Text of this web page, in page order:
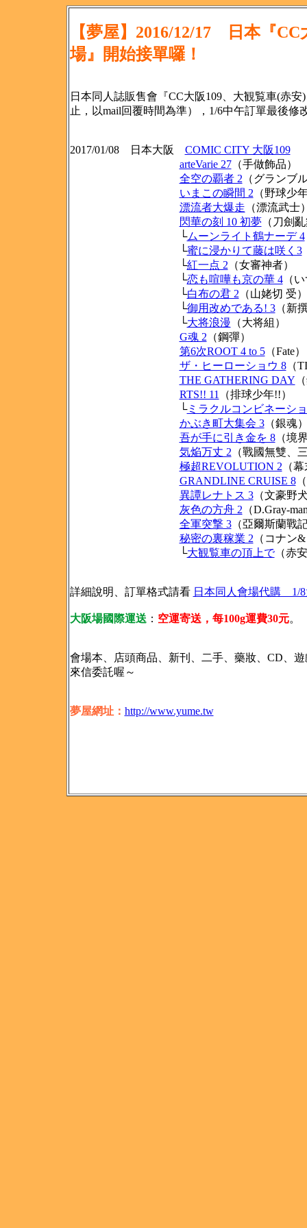
【夢屋】2016/12/17 日本『
場』開始接單囉！
日本同人誌販售會『CC大阪109、大観覧車(赤
止，以mail回覆時間為準），1/6中午訂單最後修
2017/01/08 日本大阪 COMIC CITY 大阪109
arteVarie 27（手做飾品）
全空の覇者 2 （グランブ
いまこの瞬間 2 （野球少
漂流者大爆走 （漂流武士
閃華の刻 10 初夢（刀劍
└ムーンライト鶴ナーデ 4
└蜜に浸かりて藤は咲く3
└紅一点 2 （女審神者）
└恋も喧嘩も京の華 4（い
└白布の君 2 （山姥切 受）
└御用改めである! 3（新
└大将浪漫 （大将組）
G魂 2 （鋼彈）
第6次ROOT 4 to 5（Fate）
ザ・ヒーローショウ 8（
THE GATHERING DAY
RTS!! 11
（排球少年!!）
└ミラクルコンビネーシ
かぶき町大集会 3（銀魂
吾が手に引き金を 8（境
気焔万丈 2 （戰國無雙、
極超REVOLUTION 2 （
GRANDLINE CRUISE 8
異譚レナトス 3（文豪野
灰色の方舟 2 （D.Gray-
全軍突撃 3（亞爾斯蘭戰
秘密の裏稼業 2 （コナン
└大観覧車の頂上で（赤
詳細說明、訂單格式請看 日本同人會場代購 1/8
大阪場國際運送 ： 空運寄送，每100g運費30元。
會場本、店頭商品、新刊、二手、藥妝、CD、
來信委託喔～
夢屋網址： http://www.yume.tw